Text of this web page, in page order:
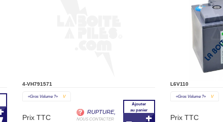
4-VH791571
«gros Volume ?» V
Prix TTC
RUPTURE,
NOUS CONTACTER
Ajouter
au panier
L6V110
«gros Volume ?» V
Prix TTC